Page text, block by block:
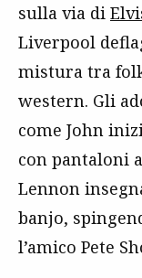
sulla via di
Liverpool
mistura tra
western. Gli
come John
con pantaloni
Lennon
banjo,
l’amico Pete